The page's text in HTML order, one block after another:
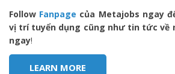
Follow Fanpage của Metajobs ngay
vị trí tuyển dụng cũng như tin tức về
ngay!
LEARN MORE